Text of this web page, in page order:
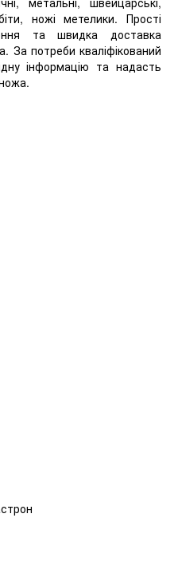
ножі метелики. Прості
та швидка доставка
За потреби кваліфікований
інформацію та надасть